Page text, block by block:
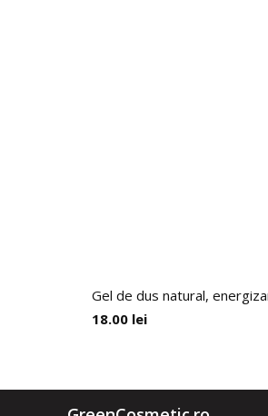
Gel de dus natural,
18.00 lei